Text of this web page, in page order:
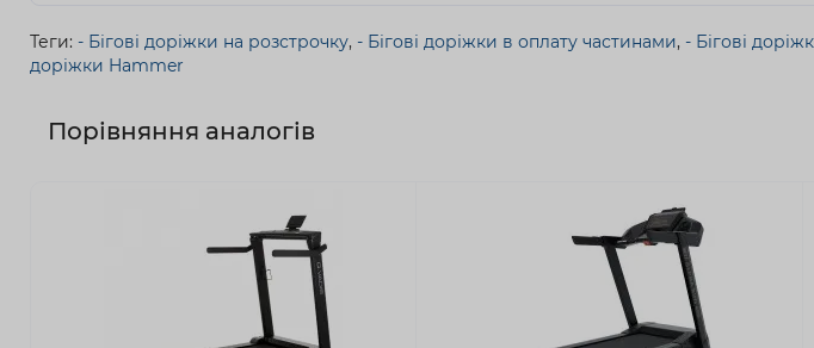
Теги: - Бігові доріжки на розстрочку, - Бігові доріжки в оплату частинами, - Бігові
доріжки Hammer
Порівняння аналогів